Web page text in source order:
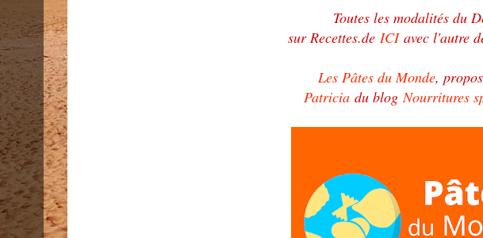
Toutes les modalités du
sur Recettes.de ICIavec l'autre
Les Pâtes du Monde,
Patricia du blogNourritures